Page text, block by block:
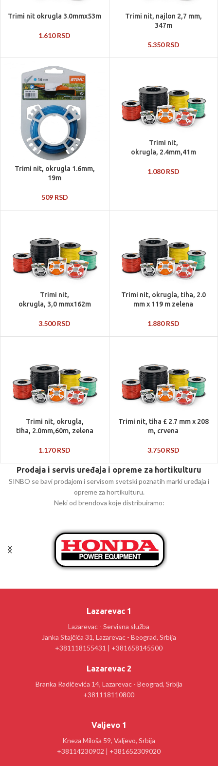
Trimi nit okrugla 3.0mmx53m
1.610RSD
Trimi nit, najlon 2,7 mm,
347m
5.350RSD
Trimi nit, okrugla 1.6mm,
19m
509 RSD
Trimi nit,
okrugla, 2.4mm,41m
1.080RSD
Trimi nit,
okrugla, 3,0 mmx162m
3.500RSD
Trimi nit, okrugla, tiha, 2.0
mm x 119 m zelena
1.880RSD
Trimi nit, okrugla,
tiha, 2.0mm,60m, zelena
1.170RSD
Trimi nit, tiha £ 2.7 mm x 208
m, crvena
3.750RSD
Prodaja i servis uređaja i opreme za hortikulturu
SINBO se bavi prodajom i servisom svetski poznatih marki uređaja i
opreme za hortikulturu.
Neki od brendova koje distribuiramo:
Lazarevac 1
Lazarevac - Servisna služba
Janka Stajčića 31, Lazarevac - Beograd, Srbija
+381118155431 | +381658145500
Lazarevac 2
Branka Radičevića 14, Lazarevac - Beograd, Srbija
+381118110800
Valjevo 1
Kneza Miloša 59, Valjevo, Srbija
+38114230902 | +381652309020